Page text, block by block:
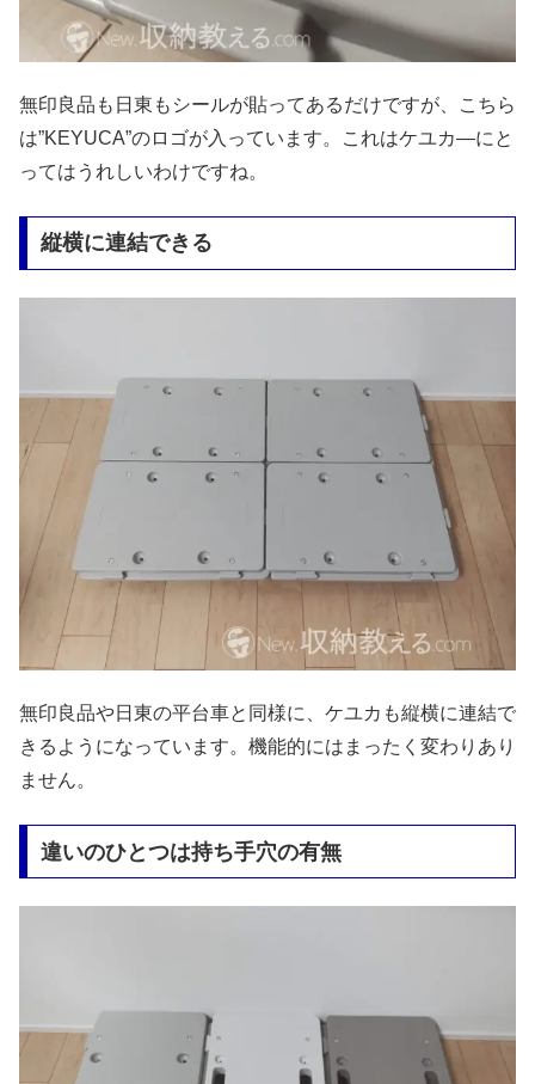
無印良品も日東もシールが貼ってあるだけですが、こちら
は”KEYUCA”のロゴが入っています。これはケユカ―にと
ってはうれしいわけですね。
縦横に連結できる
無印良品や日東の平台車と同様に、ケユカも縦横に連結で
きるようになっています。機能的にはまったく変わりあり
ません。
違いのひとつは持ち手穴の有無